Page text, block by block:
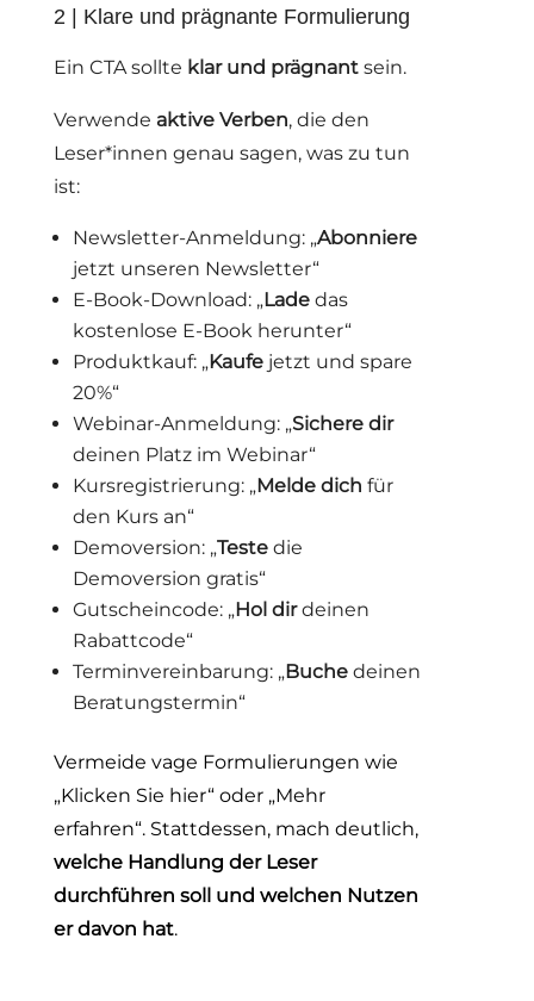
2 | Klare und prägnante Formulierung
Ein CTA sollte klar und prägnantsein.
Verwende aktive Verben, die den
Leser*innen genau sagen, was zu tun
ist:
Newsletter-Anmeldung: „Abonniere
jetzt unseren Newsletter“
E-Book-Download: „Ladedas
kostenlose E-Book herunter“
Produktkauf: „Kaufejetzt und spare
20%“
Webinar-Anmeldung: „Sichere dir
deinen Platz im Webinar“
Kursregistrierung: „Melde dich für
den Kurs an“
Demoversion: „Testedie
Demoversion gratis“
Gutscheincode: „Hol dirdeinen
Rabattcode“
Terminvereinbarung: „Buchedeinen
Beratungstermin“
Vermeide vage Formulierungen wie
„Klicken Sie hier“ oder „Mehr
erfahren“. Stattdessen, mach deutlich,
welche Handlung der Leser
durchführen soll und welchen Nutzen
er davon hat.